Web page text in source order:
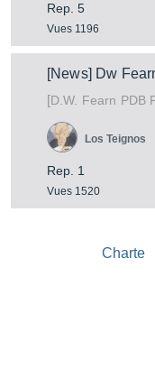
Rep. 5
Vues 1196
[News] Dw
[D.W. Fearn PDB
Rep. 1
Vues 1520
Los Teignos
Charte